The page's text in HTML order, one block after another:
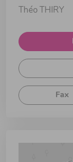
Théo THIRY
Fax